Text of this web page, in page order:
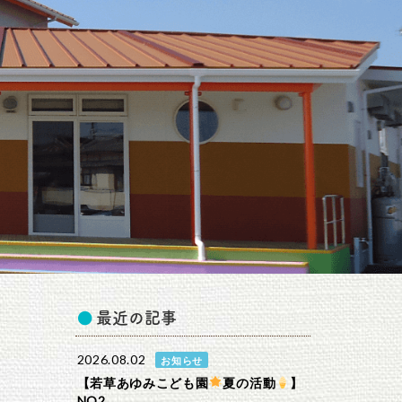
最近の記事
2026.08.02 お知らせ
【若草あゆみこども園 夏の活動
】